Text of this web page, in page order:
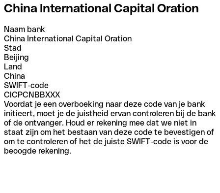
China International Capital Oration
Naam bank
China International Capital Oration
Stad
Beijing
Land
China
SWIFT-code
CICPCNBBXXX
Voordat je een overboeking naar deze code van je bank
initieert, moet je de juistheid ervan controleren bij de bank
of de ontvanger. Houd er rekening mee dat we niet in
staat zijn om het bestaan van deze code te bevestigen of
om te controleren of het de juiste SWIFT-code is voor de
beoogde rekening.